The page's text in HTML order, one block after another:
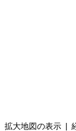
拡大地図の表示|